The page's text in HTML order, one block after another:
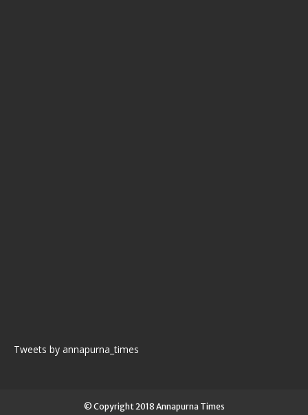
Tweets by annapurna_times
© Copyright 2018 Annapurna Times